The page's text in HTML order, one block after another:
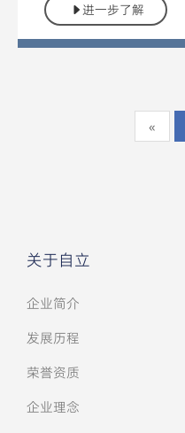
进一步了解
«
关于自立
企业简介
发展历程
荣誉资质
企业理念